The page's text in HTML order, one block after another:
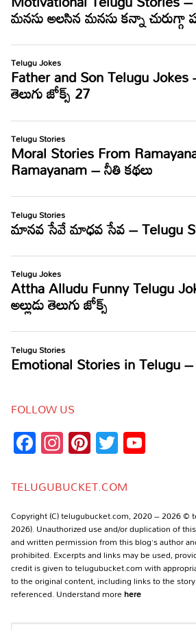
FOLLOW US
Facebook
Instagram
Pinterest
Twitter
TELUGUBUCKET.COM
Copyright (C) telugubucket.com, 2020 – 2026 ©
2026). Unauthorized use and/or duplication of
and written permission from this blog’s author
prohibited. Excerpts and links may be used,
credit is given to telugubucket.com with
to the original content, including links to the
referenced. Understand morehere